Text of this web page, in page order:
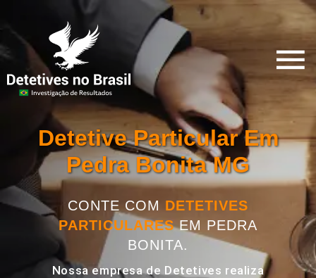
Detetive Particular Em
Pedra Bonita MG
CONTE COM DETETIVES
PARTICULARESEM PEDRA
BONITA.
Nossa empresa de Detetives realiza